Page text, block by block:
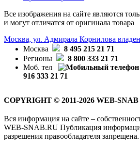
Все изображения на сайте являются
и могут отличатся от оригинала товара
Москва, ул. Адмирала Корнилова
Москва
8 495 215 21 71
Регионы
8 800 333 21 71
Моб. тел
916 333 21 71
COPYRIGHT © 2011-2026 WEB-SNAB
Вся информация на сайте –
WEB-SNAB.RU Публикация
разрешения правообладателя запрещена.